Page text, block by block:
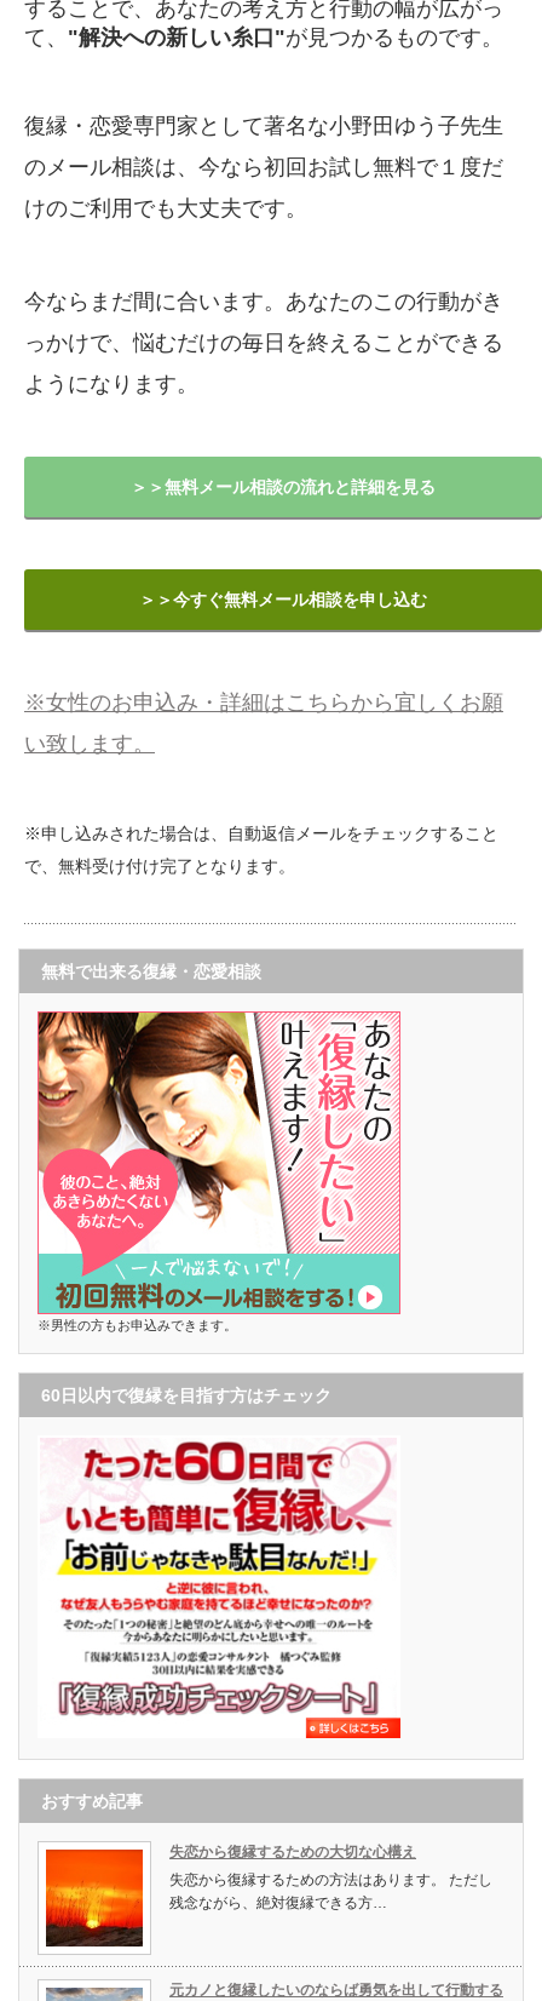
することで、あなたの考え方と行動の幅が広がっ
て、 "解決への新しい糸口"が見つかるものです。
復縁・恋愛専門家として著名な小野田ゆう子先生
のメール相談は、今なら初回お試し無料で１度だ
けのご利用でも大丈夫です。
今ならまだ間に合います。あなたのこの行動がき
っかけで、悩むだけの毎日を終えることができる
ようになります。
＞＞無料メール相談の流れと詳細を見る
＞＞今すぐ無料メール相談を申し込む
※女性のお申込み・詳細はこちらから宜しくお願
い致します。
※申し込みされた場合は、自動返信メールをチェックすること
で、無料受け付け完了となります。
無料で出来る復縁・恋愛相談
※男性の方もお申込みできます。
60日以内で復縁を目指す方はチェック
おすすめ記事
失恋から復縁するための大切な心構え
失恋から復縁するための方法はあります。 ただし
残念ながら、絶対復縁できる方…
元カノと復縁したいのならば勇気を出して行動する